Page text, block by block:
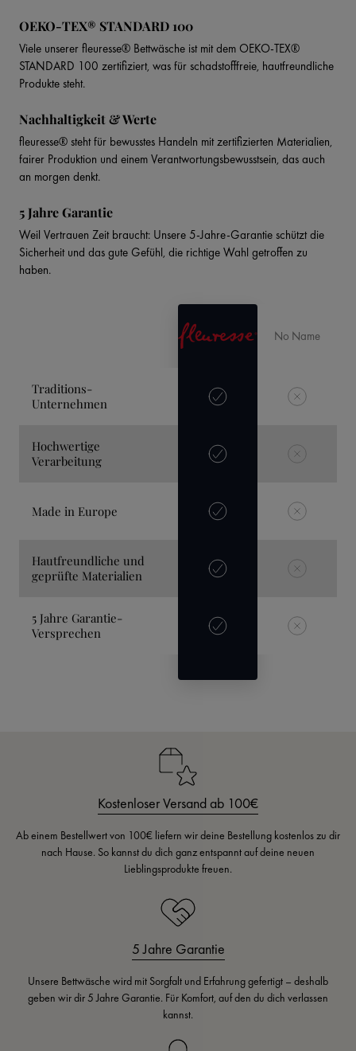
No Name
Traditions-
Unternehmen
Hochwertige
Verarbeitung
Made in Europe
Hautfreundliche und
geprüfte Materialien
5 Jahre Garantie-
Versprechen
OEKO-TEX® STANDARD 100
Viele unserer fleuresse® Bettwäsche ist mit dem OEKO-TEX®
STANDARD 100 zertifiziert, was für schadstofffreie, hautfreundliche
Produkte steht.
Nachhaltigkeit & Werte
fleuresse® steht für bewusstes Handeln mit zertifizierten Materialien,
fairer Produktion und einem Verantwortungsbewusstsein, das auch
an morgen denkt.
5 Jahre Garantie
Weil Vertrauen Zeit braucht: Unsere 5-Jahre-Garantie schützt die
Sicherheit und das gute Gefühl, die richtige Wahl getroffen zu
haben.
Kostenloser Versand ab 100€
Ab einem Bestellwert von 100€ liefern wir deine Bestellung kostenlos zu dir
nach Hause. So kannst du dich ganz entspannt auf deine neuen
Lieblingsprodukte freuen.
5 Jahre Garantie
Unsere Bettwäsche wird mit Sorgfalt und Erfahrung gefertigt – deshalb
geben wir dir 5 Jahre Garantie. Für Komfort, auf den du dich verlassen
kannst.